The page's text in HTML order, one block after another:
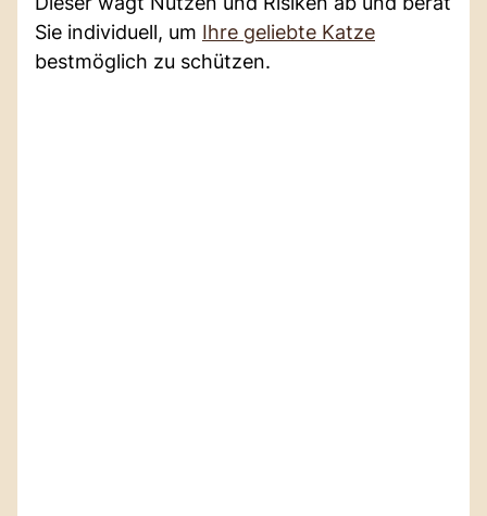
Sie individuell, um Ihre geliebte Katze
bestmöglich zu schützen.